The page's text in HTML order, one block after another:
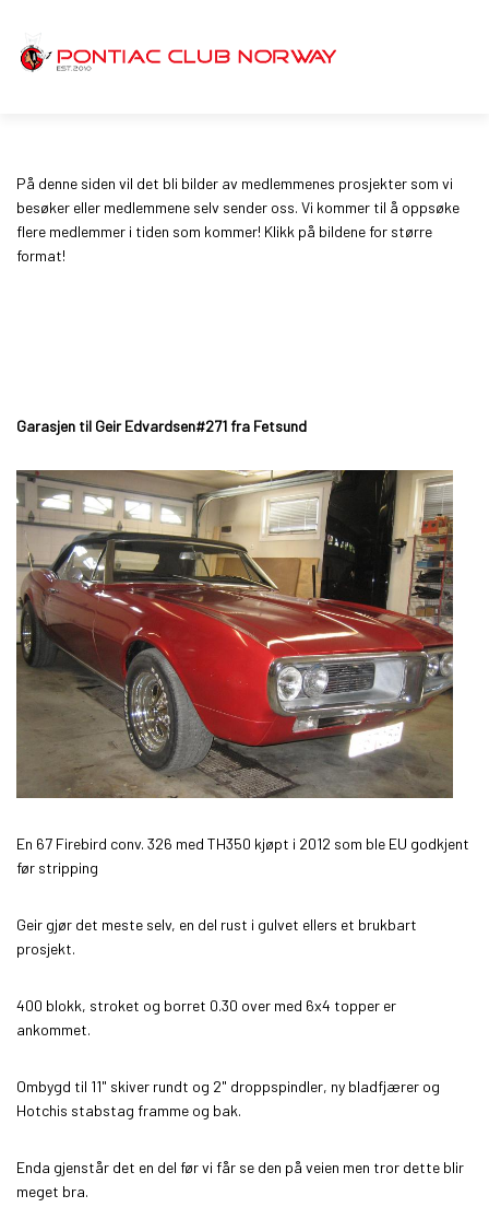
På denne siden vil det bli bilder av medlemmenes prosjekter som vi
besøker eller medlemmene selv sender oss. Vi kommer til å oppsøke
flere medlemmer i tiden som kommer! Klikk på bildene for større
format!
Garasjen til Geir Edvardsen#271 fra Fetsund
En 67 Firebird conv. 326 med TH350 kjøpt i 2012 som ble EU godkjent
før stripping
Geir gjør det meste selv, en del rust i gulvet ellers et brukbart
prosjekt.
400 blokk, stroket og borret 0.30 over med 6x4 topper er
ankommet.
Ombygd til 11" skiver rundt og 2" droppspindler, ny bladfjærer og
Hotchis stabstag framme og bak.
Enda gjenstår det en del før vi får se den på veien men tror dette blir
meget bra.